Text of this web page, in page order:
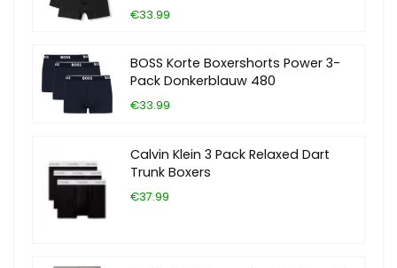
€33.99
BOSS Korte Boxershorts Power 3-
Pack Donkerblauw 480
€33.99
Calvin Klein 3 Pack Relaxed Dart
Trunk Boxers
€37.99